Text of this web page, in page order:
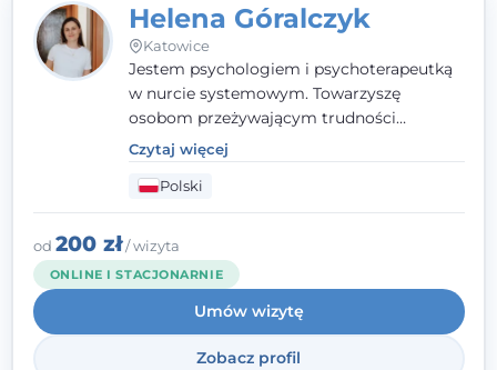
Helena Góralczyk
Katowice
Jestem psychologiem i psychoterapeutką
w nurcie systemowym. Towarzyszę
osobom przeżywającym trudności
emocjonalne, relacyjne albo znajdującym
się w kryzysie. Liczy się dla mnie
autentyczna, oparta na zaufaniu relacja
oraz przestrzeń, w której każdy poczuje się
wysłuchany i potraktowany z szacunkiem.
Czytaj więcej
Polski
od 200 zł/ wizyta
ONLINE I STACJONARNIE
Umów wizytę
Zobacz profil